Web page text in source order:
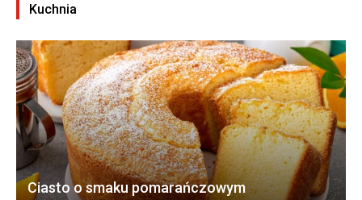
Kuchnia
Ciasto o smaku pomarańczowym